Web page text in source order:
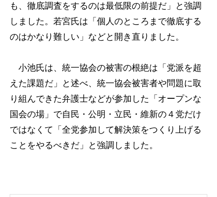
も、徹底調査をするのは最低限の前提だ」と強調
しました。若宮氏は「個人のところまで徹底する
のはかなり難しい」などと開き直りました。
小池氏は、統一協会の被害の根絶は「党派を超
えた課題だ」と述べ、統一協会被害者や問題に取
り組んできた弁護士などが参加した「オープンな
国会の場」で自民・公明・立民・維新の４党だけ
ではなくて「全党参加して解決策をつくり上げる
ことをやるべきだ」と強調しました。